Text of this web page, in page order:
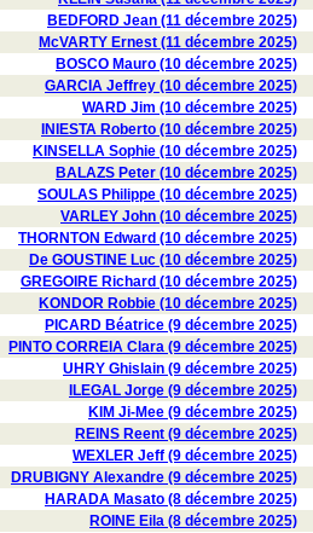
BEDFORD Jean (11 décembre 2025)
McVARTY Ernest (11 décembre 2025)
BOSCO Mauro (10 décembre 2025)
GARCIA Jeffrey (10 décembre 2025)
WARD Jim (10 décembre 2025)
INIESTA Roberto (10 décembre 2025)
KINSELLA Sophie (10 décembre 2025)
BALAZS Peter (10 décembre 2025)
SOULAS Philippe (10 décembre 2025)
VARLEY John (10 décembre 2025)
THORNTON Edward (10 décembre 2025)
De GOUSTINE Luc (10 décembre 2025)
GREGOIRE Richard (10 décembre 2025)
KONDOR Robbie (10 décembre 2025)
PICARD Béatrice (9 décembre 2025)
PINTO CORREIA Clara (9 décembre 2025)
UHRY Ghislain (9 décembre 2025)
ILEGAL Jorge (9 décembre 2025)
KIM Ji-Mee (9 décembre 2025)
REINS Reent (9 décembre 2025)
WEXLER Jeff (9 décembre 2025)
DRUBIGNY Alexandre (9 décembre 2025)
HARADA Masato (8 décembre 2025)
ROINE Eila (8 décembre 2025)